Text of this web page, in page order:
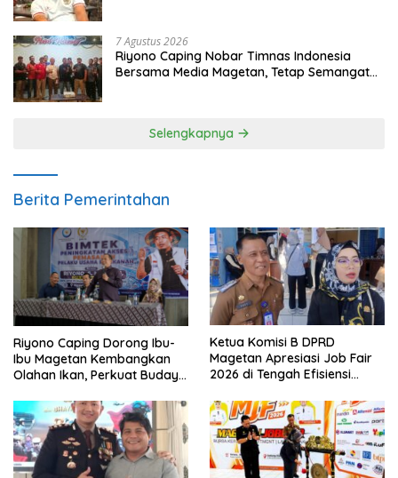
7 Agustus 2026
Riyono Caping Nobar Timnas Indonesia
Bersama Media Magetan, Tetap Semangat
Selengkapnya
Berita Pemerintahan
Riyono Caping Dorong Ibu-
Ibu Magetan Kembangkan
Olahan Ikan, Perkuat Budaya
Ketua Komisi B DPRD
Magetan Apresiasi Job Fair
2026 di Tengah Efisiensi